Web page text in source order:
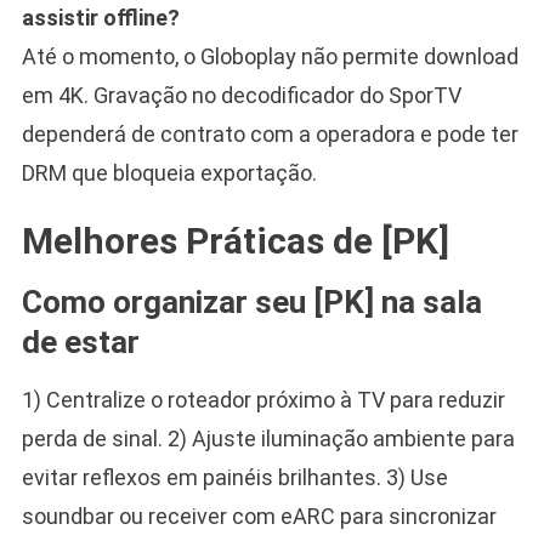
assistir offline?
Até o momento, o Globoplay não permite download
em 4K. Gravação no decodificador do SporTV
dependerá de contrato com a operadora e pode ter
DRM que bloqueia exportação.
Melhores Práticas de [PK]
Como organizar seu [PK] na sala
de estar
1) Centralize o roteador próximo à TV para reduzir
perda de sinal. 2) Ajuste iluminação ambiente para
evitar reflexos em painéis brilhantes. 3) Use
soundbar ou receiver com eARC para sincronizar